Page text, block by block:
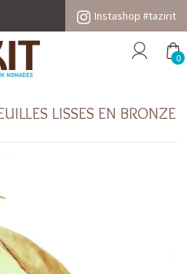
Instashop #tazirit
0
LISSES EN BRONZE